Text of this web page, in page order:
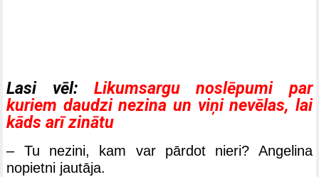
Lasi vēl: Likumsargu noslēpumi par
kuriem daudzi nezina un viņi nevēlas, lai
kāds arī zinātu
– Tu nezini, kam var pārdot nieri? Angelina
nopietni jautāja.